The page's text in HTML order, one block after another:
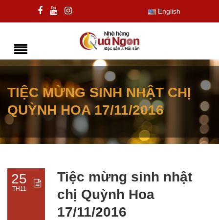
English
TIỆC MỪNG SINH NHẬT CHỊ
QUỲNH HOA 17/11/2016
25
TH11
Tiệc mừng sinh nhật
chị Quỳnh Hoa
17/11/2016